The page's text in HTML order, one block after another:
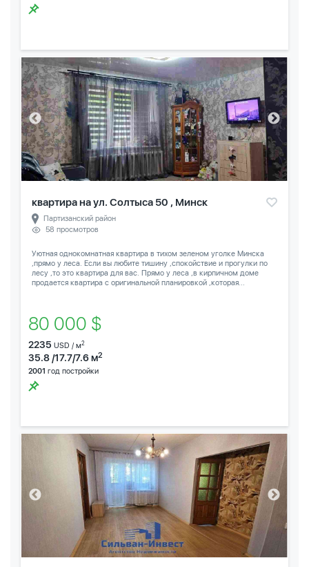
квартира на ул. Солтыса 50 , Минск
Партизанский район
58 просмотров
Уютная однокомнатная квартира в тихом зеленом уголке Минска
,прямо у леса. Если вы любите тишину ,спокойствие и прогулки по
лесу ,то это квартира для вас. Прямо у леса ,в кирпичном доме
продается квартира с оригинальной планировкой ,которая...
80 000 $
2235 USD / м2
35.8 /17.7/7.6 м2
2001 год постройки